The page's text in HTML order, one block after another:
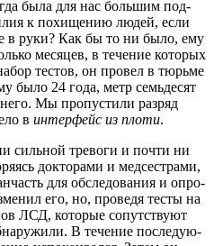
была для нас боль­шим под­
к похи­ще­нию людей, если
в руки? Как бы то ни было, ему
меся­цев, в тече­ние кото­рых
тестов, он про­вел в тюрь­ме
было 24 года, метр семь­де­сят
Мы про­пу­сти­ли раз­ряд
в интер­фейс из пло­ти.
силь­ной тре­во­ги и почти ни
док­то­ра­ми и мед­сест­ра­ми,
для обсле­до­ва­ния и опро­
его, но, про­ве­дя тесты на
ЛСД, кото­рые сопут­ству­ют
В тече­ние после­ду­ю­